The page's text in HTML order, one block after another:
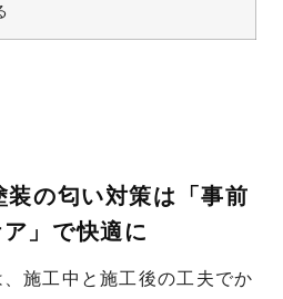
の匂い対策は「事前
」で快適に
施工中と施工後の工夫でか